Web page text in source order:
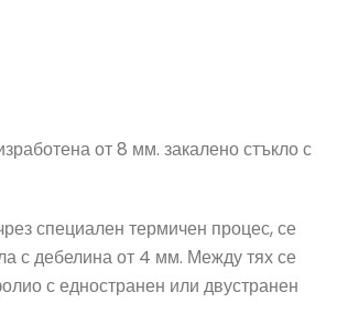
от 8 мм. закалено стъкло с
специален термичен процес, се
с дебелина от 4 мм. Между тях се
с едностранен или двустранен